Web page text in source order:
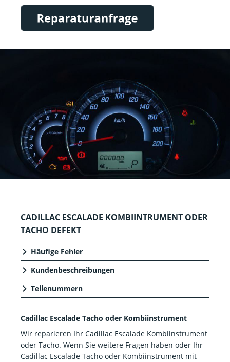
CADILLAC ESCALADE KOMBIINTRUMENT ODER
TACHO DEFEKT
Häufige Fehler
Kundenbeschreibungen
Teilenummern
Cadillac Escalade Tacho oder Kombiinstrument
Wir reparieren Ihr Cadillac Escalade Kombiinstrument
oder Tacho. Wenn Sie weitere Fragen haben oder Ihr
Cadillac Escalade Tacho oder Kombiinstrument mit